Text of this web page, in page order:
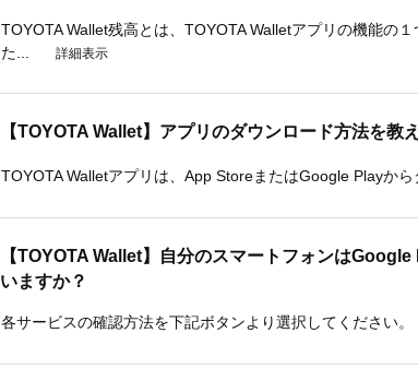
TOYOTA Wallet残高とは、TOYOTA Walletアプリの機能の
た...
詳細表示
【TOYOTA Wallet】アプリのダウンロード方法を教
TOYOTA Walletアプリは、App StoreまたはGoogle Playか
【TOYOTA Wallet】自分のスマートフォンは
いますか？
各サービスの確認方法を下記ボタンより選択してください。